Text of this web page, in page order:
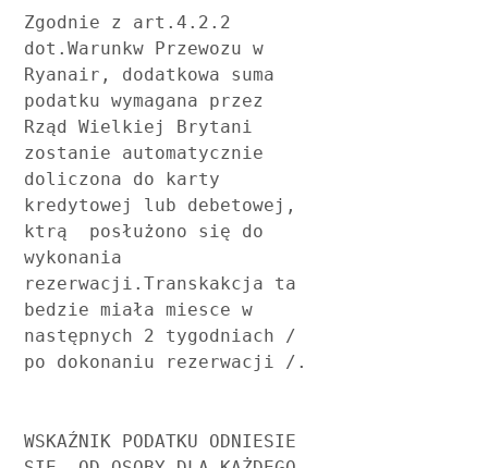
Zgodnie z art.4.2.2
dot.Warunkw Przewozu w
Ryanair, dodatkowa suma
podatku wymagana przez
Rząd Wielkiej Brytani
zostanie automatycznie
doliczona do karty
kredytowej lub debetowej,
ktrą  posłużono się do
wykonania
rezerwacji.Transkakcja ta
bedzie miała miesce w
następnych 2 tygodniach /
po dokonaniu rezerwacji /.
WSKAŹNIK PODATKU ODNIESIE